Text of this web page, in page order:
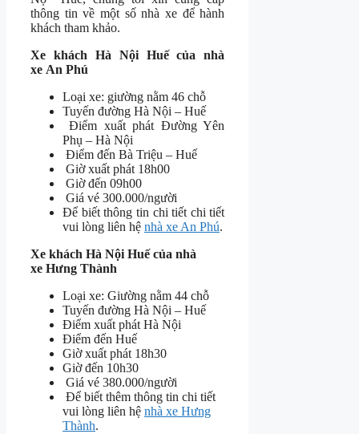
thông tin về một số nhà xe để hành
khách tham khảo.
Xe khách Hà Nội Huế của nhà
xe An Phú
Loại xe: giường nằm 46 chỗ
Tuyến đường Hà Nội – Huế
Điểm xuất phát Đường Yên
Phụ – Hà Nội
Điểm đến Bà Triệu – Huế
Giờ xuất phát 18h00
Giờ đến 09h00
Giá vé 300.000/người
Để biết thông tin chi tiết chi tiết
vui lòng liên hệ nhà xe An Phú.
Xe khách Hà Nội Huế của nhà
xe Hưng Thành
Loại xe: Giường nằm 44 chỗ
Tuyến đường Hà Nội – Huế
Điểm xuất phát Hà Nội
Điểm đến Huế
Giờ xuất phát 18h30
Giờ đến 10h30
Giá vé 380.000/người
Để biết thêm thông tin chi tiết
vui lòng liên hệ nhà xe Hưng
Thành.